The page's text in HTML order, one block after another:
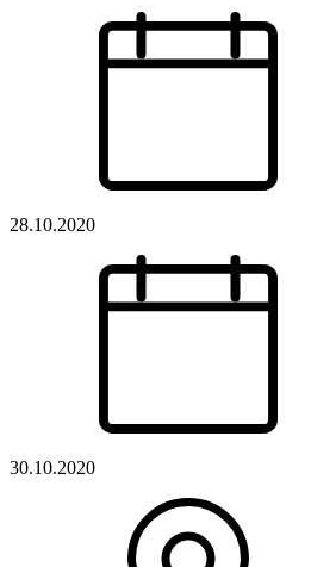
28.10.2020
30.10.2020